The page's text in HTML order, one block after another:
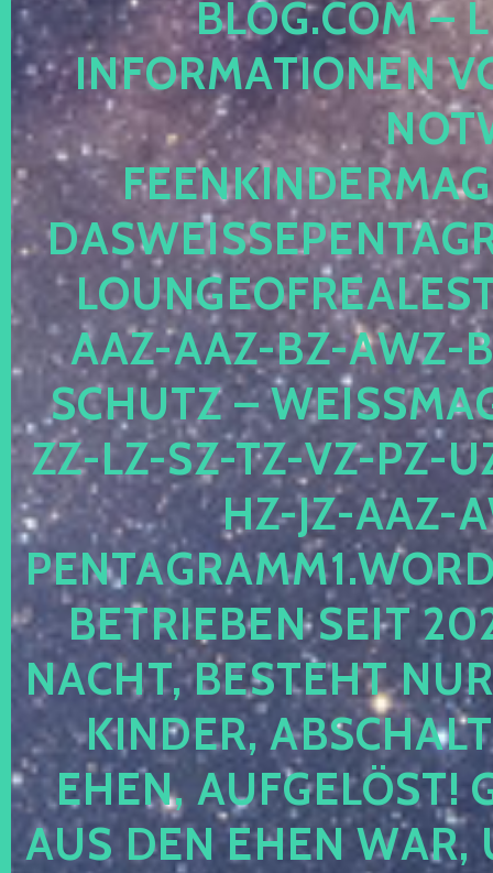
LOG.COM –
NFORMATIONEN
AZ-AAZ-BZ-AWZ-
CHUTZ –
-LZ-SZ-TZ-VZ-PZ-UZ-
-JZ-AAZ-
TRIEBEN SEIT 2024
CHT, BESTEHT NUR
NDER,
EN, AUFGELÖST!
S DEN EHEN WAR,